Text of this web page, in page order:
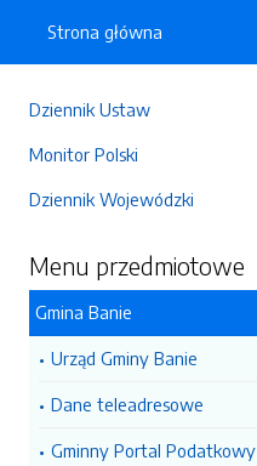
Dziennik Ustaw
Monitor Polski
Dziennik Wojewódzki
Menu przedmiotowe
Gmina Banie
Urząd Gminy Banie
Dane teleadresowe
Gminny Portal Podatkowy
Strona główna